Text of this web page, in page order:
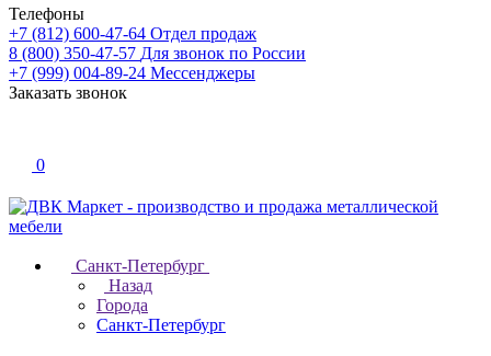
Телефоны
+7 (812) 600-47-64 Отдел продаж
8 (800) 350-47-57 Для звонок по России
+7 (999) 004-89-24 Мессенджеры
Заказать звонок
0
Санкт-Петербург
Назад
Города
Санкт-Петербург